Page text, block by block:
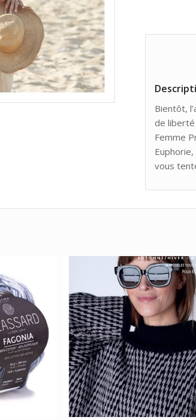
Bientôt,
de liberté
Femme
vous